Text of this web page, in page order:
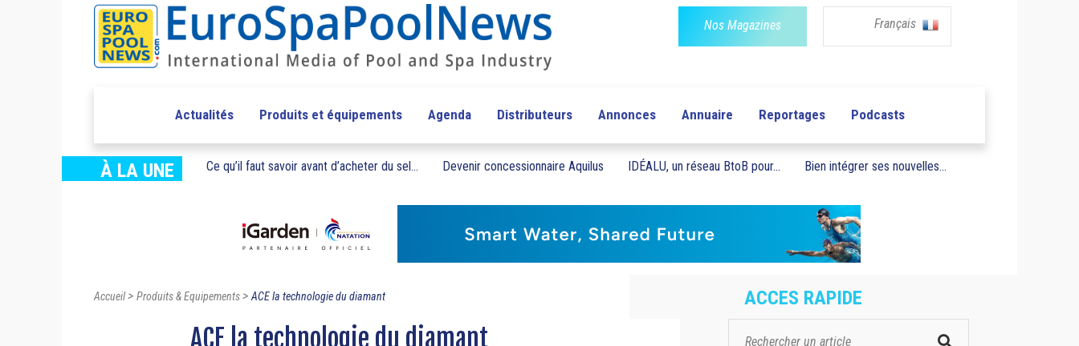
Nos Magazines Français
Actualités Produits et équipements Agenda Distributeurs Annonces Annuaire Reportages Podcasts
À LA UNE Ce qu’il faut savoir avant d’acheter du sel... Devenir concessionnaire Aquilus IDÉALU, un réseau BtoB pour... Bien intégrer ses nouvelles...
Accueil> Produits & Equipements>ACE la technologie du diamant
ACE la technologie du diamant
ACCES RAPIDE